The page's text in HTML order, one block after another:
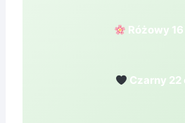
Różowy
Czarny 22